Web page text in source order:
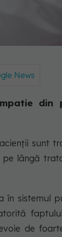
News
din
sunt
lângă
în sistemul
de